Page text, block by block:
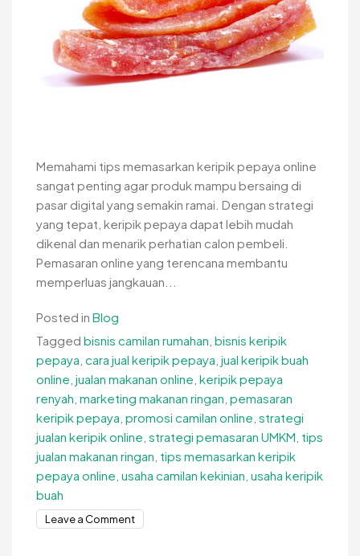
Memahami tips memasarkan keripik pepaya online
sangat penting agar produk mampu bersaing di
pasar digital yang semakin ramai. Dengan strategi
yang tepat, keripik pepaya dapat lebih mudah
dikenal dan menarik perhatian calon pembeli.
Pemasaran online yang terencana membantu
memperluas jangkauan...
Posted in Blog
Tagged bisnis camilan rumahan bisnis keripik
pepaya cara jual keripik pepaya jual keripik buah
online jualan makanan online keripik pepaya
renyah marketing makanan ringan pemasaran
keripik pepaya promosi camilan online strategi
jualan keripik online strategi pemasaran UMKM tips
jualan makanan ringan tips memasarkan keripik
pepaya online usaha camilan kekinian usaha keripik
buah
Leave a Commenton